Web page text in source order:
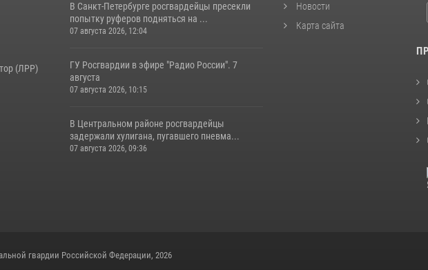
(ЛРР)
В Санкт-Петербурге росгвардейцы пресекли
попытку руферов подняться на ...
07 августа 2026, 12:04
ГУ Росгвардии в эфире "Радио России". 7
августа
07 августа 2026, 10:15
В Центральном районе росгвардейцы
задержали хулигана, пугавшего пневма...
07 августа 2026, 09:36
Новости
Карта сайта
гвардии Российской Федерации, 2026